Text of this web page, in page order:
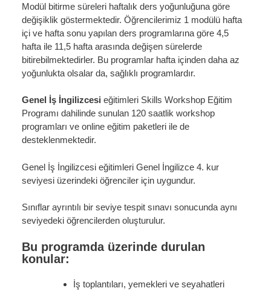
Modül bitirme süreleri haftalık ders yoğunluğuna göre
değişiklik göstermektedir. Öğrencilerimiz 1 modülü hafta
içi ve hafta sonu yapılan ders programlarına göre 4,5
hafta ile 11,5 hafta arasında değişen sürelerde
bitirebilmektedirler. Bu programlar hafta içinden daha az
yoğunlukta olsalar da, sağlıklı programlardır.
Genel İş İngilizcesi eğitimleri Skills Workshop Eğitim
Programı dahilinde sunulan 120 saatlik workshop
programları ve online eğitim paketleri ile de
desteklenmektedir.
Genel İş İngilizcesi eğitimleri Genel İngilizce 4. kur
seviyesi üzerindeki öğrenciler için uygundur.
Sınıflar ayrıntılı bir seviye tespit sınavı sonucunda aynı
seviyedeki öğrencilerden oluşturulur.
Bu programda üzerinde durulan
konular:
İş toplantıları, yemekleri ve seyahatleri